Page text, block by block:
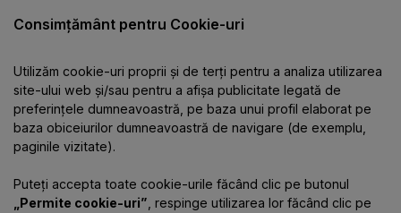
Catalog
Despre companie
Informații
Contacte
Consimțământ pentru Cookie-uri
Utilizăm cookie-uri proprii și de terți pentru a analiza utilizarea
site-ului web și/sau pentru a afișa publicitate legată de
preferințele dumneavoastră, pe baza unui profil elaborat pe
baza obiceiurilor dumneavoastră de navigare (de exemplu,
paginile vizitate).
Puteți accepta toate cookie-urile făcând clic pe butonul
„Permite cookie-uri” , respinge utilizarea lor făcând clic pe